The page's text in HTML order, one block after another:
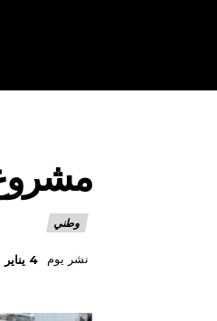
وطني
نشر يوم 4 يناير 2026